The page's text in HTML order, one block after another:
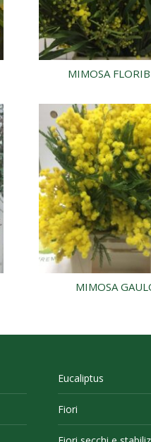
MIMOSA
MIMOSA
Eucaliptus
Fiori